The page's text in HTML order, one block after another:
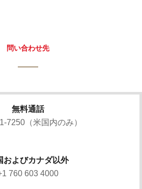
問い合わせ先
無料通話
7250（米国内のみ）
およびカナダ以外
760 603 4000